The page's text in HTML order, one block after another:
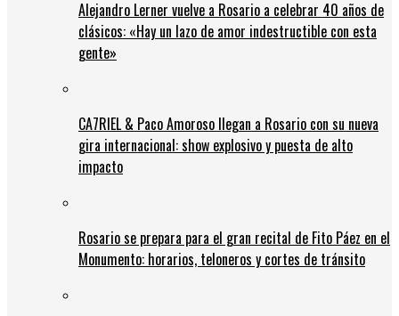
Alejandro Lerner vuelve a Rosario a celebrar 40 años de
clásicos: «Hay un lazo de amor indestructible con esta
gente»
CA7RIEL & Paco Amoroso llegan a Rosario con su nueva
gira internacional: show explosivo y puesta de alto
impacto
Rosario se prepara para el gran recital de Fito Páez en el
Monumento: horarios, teloneros y cortes de tránsito